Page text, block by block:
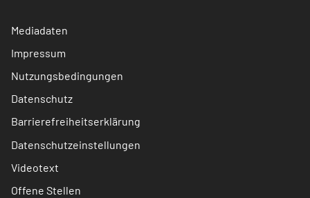
Mediadaten
Impressum
Nutzungsbedingungen
Datenschutz
Barrierefreiheitserklärung
Datenschutzeinstellungen
Videotext
Offene Stellen